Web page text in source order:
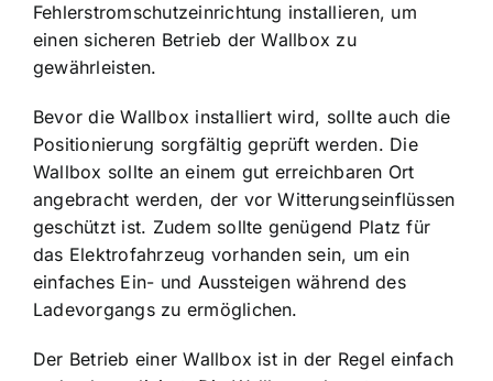
Fehlerstromschutzeinrichtung installieren, um
einen sicheren Betrieb der Wallbox zu
gewährleisten.
Bevor die Wallbox installiert wird, sollte auch die
Positionierung sorgfältig geprüft werden. Die
Wallbox sollte an einem gut erreichbaren Ort
angebracht werden, der vor Witterungseinflüssen
geschützt ist. Zudem sollte genügend Platz für
das Elektrofahrzeug vorhanden sein, um ein
einfaches Ein- und Aussteigen während des
Ladevorgangs zu ermöglichen.
Der Betrieb einer Wallbox ist in der Regel einfach